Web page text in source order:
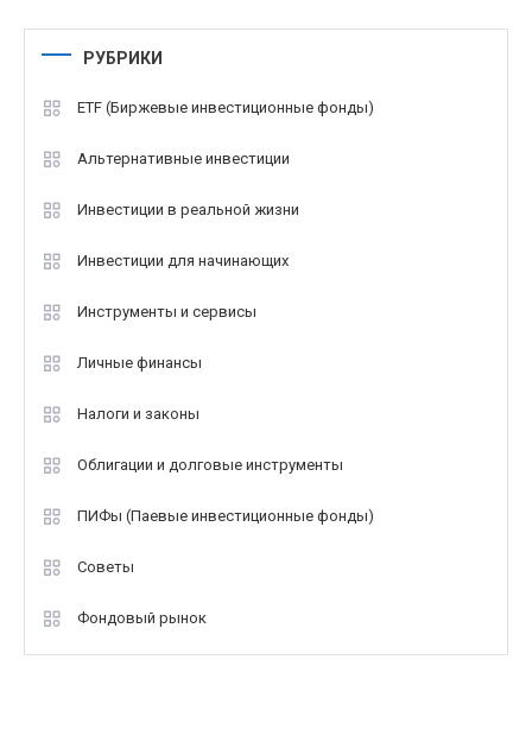
РУБРИКИ
ETF (Биржевые инвестиционные фонды)
Альтернативные инвестиции
Инвестиции в реальной жизни
Инвестиции для начинающих
Инструменты и сервисы
Личные финансы
Налоги и законы
Облигации и долговые инструменты
ПИФы (Паевые инвестиционные фонды)
Советы
Фондовый рынок